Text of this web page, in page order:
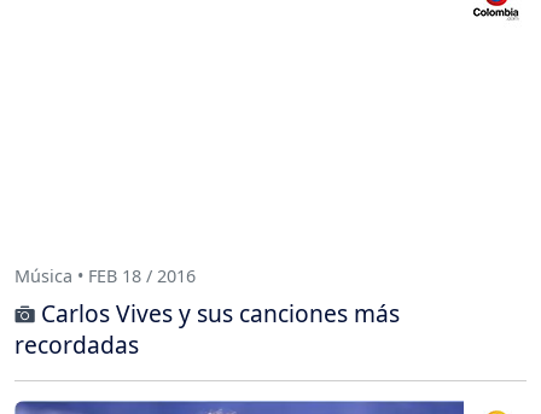
Música • FEB 18 / 2016
Carlos Vives y sus canciones más
recordadas